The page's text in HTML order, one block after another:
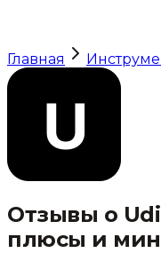
Главная
Отзывы о
плюсы и